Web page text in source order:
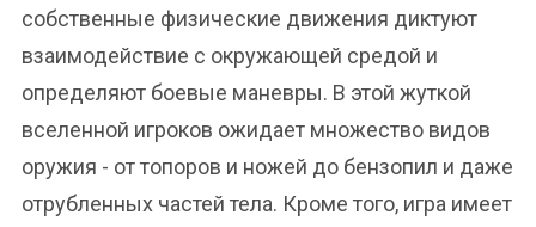
собственные физические движения диктуют
взаимодействие с окружающей средой и
определяют боевые маневры. В этой жуткой
вселенной игроков ожидает множество видов
оружия - от топоров и ножей до бензопил и даже
отрубленных частей тела. Кроме того, игра имеет